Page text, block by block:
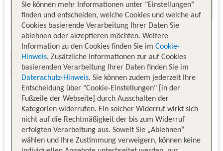
Sie können mehr Informationen unter "Einstellungen"
finden und entscheiden, welche Cookies und welche auf
Cookies basierende Verarbeitung Ihrer Daten Sie
ablehnen oder akzeptieren möchten. Weitere
Information zu den Cookies finden Sie im Cookie-
Hinweis. Zusätzliche Informationen zur auf Cookies
basierenden Verarbeitung Ihrer Daten finden Sie im
Datenschutz-Hinweis. Sie können zudem jederzeit Ihre
Entscheidung über "Cookie-Einstellungen" [in der
Fußzeile der Webseite] durch Ausschalten der
Kategorien widerrufen. Ein solcher Widerruf wirkt sich
nicht auf die Rechtmäßigkeit der bis zum Widerruf
erfolgten Verarbeitung aus. Soweit Sie „Ablehnen“
wählen und Ihre Zustimmung verweigern, können keine